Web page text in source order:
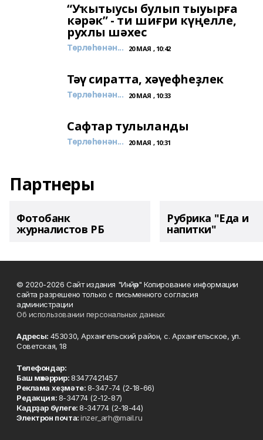
“Уҡытыусы булып тыуырға
кәрәк” - ти шиғри күңелле,
рухлы шәхес
Төрлөһөнән... 20 МАЯ , 10:42
Тәү сиратта, хәүефһеҙлек
Төрлөһөнән... 20 МАЯ , 10:33
Сафтар тулыланды
Төрлөһөнән... 20 МАЯ , 10:31
Партнеры
Фотобанк
журналистов РБ
Рубрика "Еда и
напитки"
© 2020-2026 Сайт издания "Инйәр" Копирование информации
сайта разрешено только с письменного согласия
администрации
Об использовании персональных данных
Адресы: 453030, Архангельский район, с. Архангельское, ул.
Советская, 18
Телефондар:
Баш мөхәррир:83477421457
Реклама хеҙмәте:8-347-74 (2-18-66)
Редакция:8-34774 (2-12-87)
Кадрҙар бүлеге:8-34774 (2-18-44)
Электрон почта:inzer_arh@mail.ru